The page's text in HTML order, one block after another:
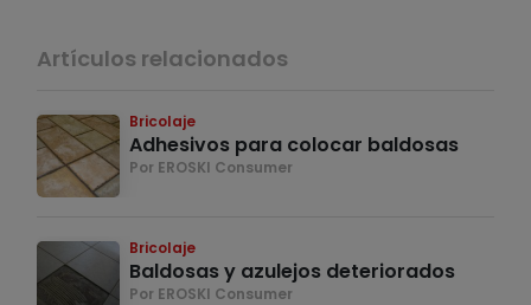
Artículos relacionados
Bricolaje
Adhesivos para colocar baldosas
Por EROSKI Consumer
Bricolaje
Baldosas y azulejos deteriorados
Por EROSKI Consumer